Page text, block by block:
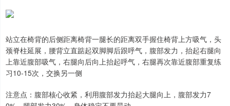
站立在椅背的后侧距离椅背一腿长的距离双手握住椅背上方吸气，头
颈脊柱延展，腰背立直踮起双脚脚后跟呼气，腹部发力，抬起右腿向
上靠近腹部吸气，右腿向后向上抬起呼气，右腿再次靠近腹部重复练
习10-15次，交换另一侧
注意点：腹部核心收紧，利用腹部发力抬起大腿向上，腹部发力7